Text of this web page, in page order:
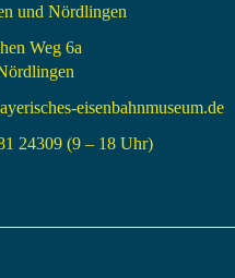
und Nördlingen
Weg 6a
eisenbahnmuseum.de
24309 (9 – 18 Uhr)